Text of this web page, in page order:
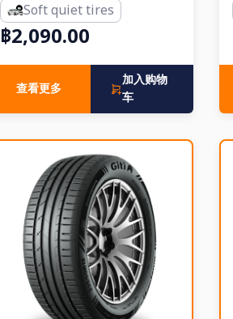
Soft quiet tires
฿2,090.00
查看更多
加入购物
车